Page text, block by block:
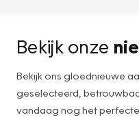
Bekijk onze
Bekijk ons gloednieuwe
geselecteerd,
vandaag nog het